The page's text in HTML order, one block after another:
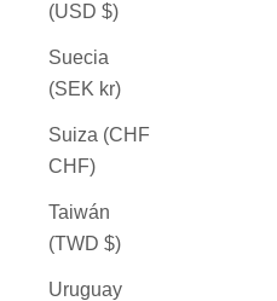
(USD $)
Suecia
(SEK kr)
Suiza (CHF
CHF)
Taiwán
(TWD $)
Uruguay